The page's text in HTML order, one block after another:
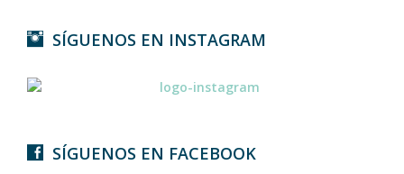
SÍGUENOS EN INSTAGRAM
SÍGUENOS EN FACEBOOK